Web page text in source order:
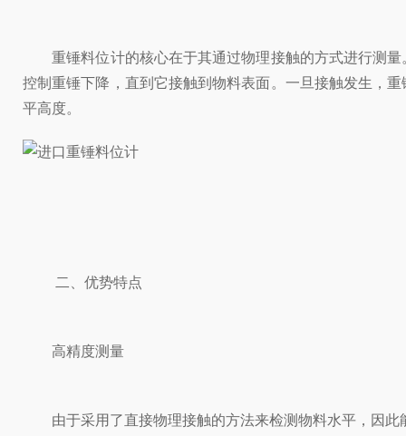
重锤料位计的核心在于其通过物理接触的方式进行测量
控制重锤下降，直到它接触到物料表面。一旦接触发生，
平高度。
二、优势特点
高精度测量
由于采用了直接物理接触的方法来检测物料水平，因此